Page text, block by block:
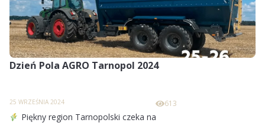
Dzień Pola AGRO Tarnopol 2024
25 WRZEŚNIA 2024 613
Piękny region Tarnopolski czeka na